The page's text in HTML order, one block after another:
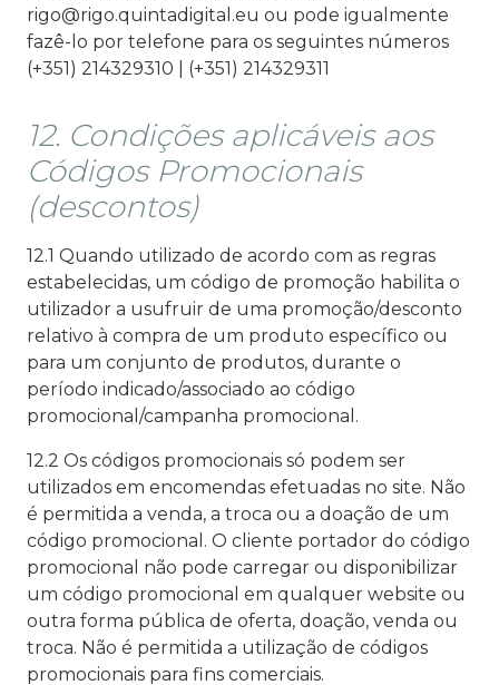
rigo@rigo.quintadigital.eu ou pode igualmente
fazê-lo por telefone para os seguintes números
(+351) 214329310 | (+351) 214329311
12. Condições aplicáveis aos
Códigos Promocionais
(descontos)
12.1 Quando utilizado de acordo com as regras
estabelecidas, um código de promoção habilita o
utilizador a usufruir de uma promoção/desconto
relativo à compra de um produto específico ou
para um conjunto de produtos, durante o
período indicado/associado ao código
promocional/campanha promocional.
12.2 Os códigos promocionais só podem ser
utilizados em encomendas efetuadas no site. Não
é permitida a venda, a troca ou a doação de um
código promocional. O cliente portador do código
promocional não pode carregar ou disponibilizar
um código promocional em qualquer website ou
outra forma pública de oferta, doação, venda ou
troca. Não é permitida a utilização de códigos
promocionais para fins comerciais.